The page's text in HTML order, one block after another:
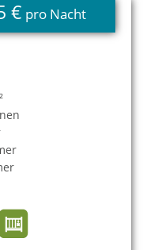
€ pro Nacht